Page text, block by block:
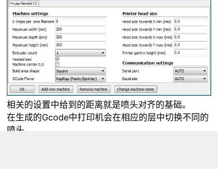
相关的设置中给到的距离就是喷头对齐的基础。
在生成的Gcode中打印机会在相应的层中切换不同的
喷头。